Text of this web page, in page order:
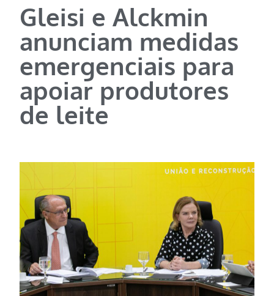
Gleisi e Alckmin
anunciam medidas
emergenciais para
apoiar produtores
de leite